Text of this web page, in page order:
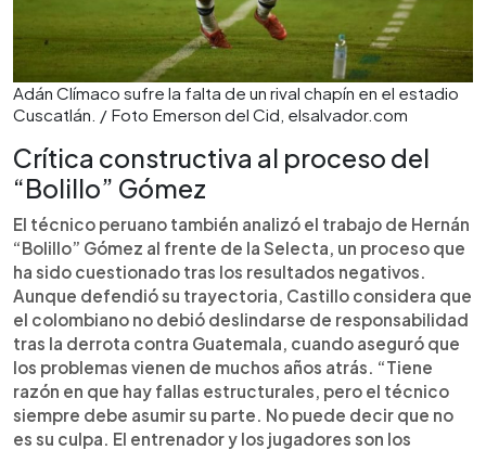
Adán Clímaco sufre la falta de un rival chapín en el estadio
Cuscatlán. / Foto Emerson del Cid, elsalvador.com
Crítica constructiva al proceso del
“Bolillo” Gómez
El técnico peruano también analizó el trabajo de Hernán
“Bolillo” Gómez al frente de la Selecta, un proceso que
ha sido cuestionado tras los resultados negativos.
Aunque defendió su trayectoria, Castillo considera que
el colombiano no debió deslindarse de responsabilidad
tras la derrota contra Guatemala, cuando aseguró que
los problemas vienen de muchos años atrás. “Tiene
razón en que hay fallas estructurales, pero el técnico
siempre debe asumir su parte. No puede decir que no
es su culpa. El entrenador y los jugadores son los